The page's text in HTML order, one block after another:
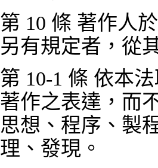
第 10 條 著作人
另有規定者，從
第 10-1 條 依本
著作之表達，而
思想、程序、製
理、發現。